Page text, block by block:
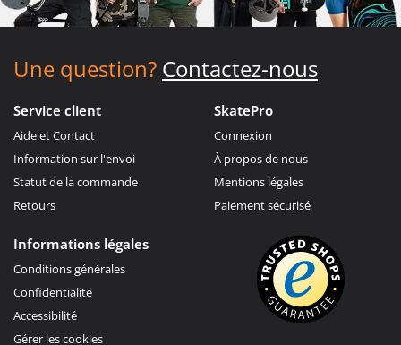
Une question? Contactez-nous
Service client
Aide et Contact
Information sur l'envoi
Statut de la commande
Retours
SkatePro
Connexion
À propos de nous
Mentions légales
Paiement sécurisé
Informations légales
Conditions générales
Confidentialité
Accessibilité
Gérer les cookies